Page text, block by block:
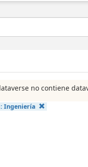
no contiene
Ingeniería